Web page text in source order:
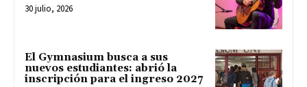
30 julio, 2026
El Gymnasium busca a sus
nuevos estudiantes: abrió la
inscripción para el ingreso 2027